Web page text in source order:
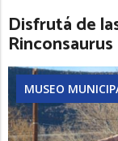
Disfrutá de
Rinconsaurus
MUSEO